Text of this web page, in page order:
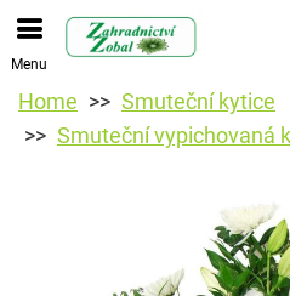
Menu
Home
Smuteční kytice
Smuteční vypichovaná